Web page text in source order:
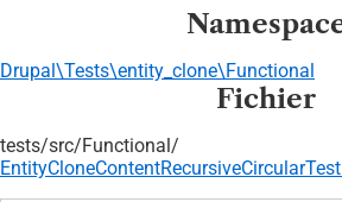
Drupal\Tests\entity_clone\Functional
Fichier
tests/src/Functional/